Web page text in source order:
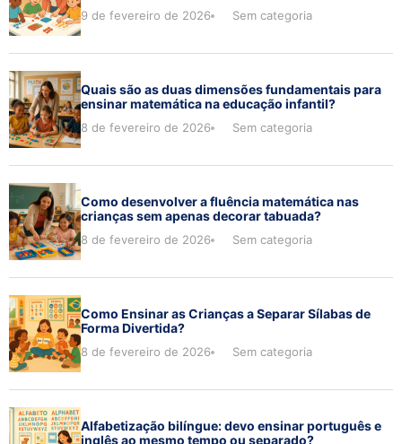
9 de fevereiro de 2026 Sem categoria
Quais são as duas dimensões fundamentais para
ensinar matemática na educação infantil?
8 de fevereiro de 2026 Sem categoria
Como desenvolver a fluência matemática nas
crianças sem apenas decorar tabuada?
8 de fevereiro de 2026 Sem categoria
Como Ensinar as Crianças a Separar Sílabas de
Forma Divertida?
8 de fevereiro de 2026 Sem categoria
Alfabetização bilíngue: devo ensinar português e
inglês ao mesmo tempo ou separado?